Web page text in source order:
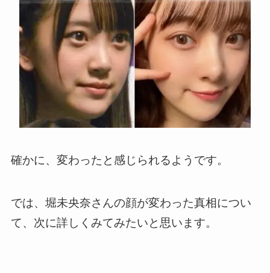
確かに、変わったと感じられるようです。
では、堀未央奈さんの顔が変わった真相につい
て、次に詳しくみてみたいと思います。